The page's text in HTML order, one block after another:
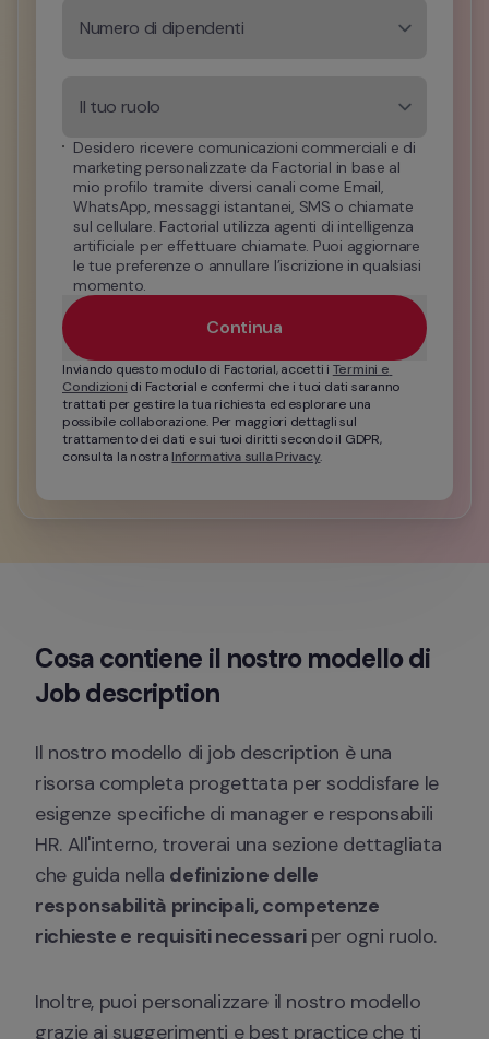
Numero di dipendenti
Il tuo ruolo
Desidero ricevere comunicazioni commerciali e di
marketing personalizzate da Factorial in base al
mio profilo tramite diversi canali come Email,
WhatsApp, messaggi istantanei, SMS o chiamate
sul cellulare. Factorial utilizza agenti di intelligenza
artificiale per effettuare chiamate. Puoi aggiornare
le tue preferenze o annullare l’iscrizione in qualsiasi
momento.
Inviando questo modulo di Factorial, accetti i Termini e
Condizioni di Factorial e confermi che i tuoi dati saranno
trattati per gestire la tua richiesta ed esplorare una
possibile collaborazione. Per maggiori dettagli sul
trattamento dei dati e sui tuoi diritti secondo il GDPR,
consulta la nostra Informativa sulla Privacy.
Continua
Cosa contiene il nostro modello di
Job description
Il nostro modello di job description è una
risorsa completa progettata per soddisfare le
esigenze specifiche di manager e responsabili
HR. All'interno, troverai una sezione dettagliata
che guida nella definizione delle
responsabilità principali, competenze
richieste e requisiti necessari per ogni ruolo.
Inoltre, puoi personalizzare il nostro modello
grazie ai suggerimenti e best practice che ti